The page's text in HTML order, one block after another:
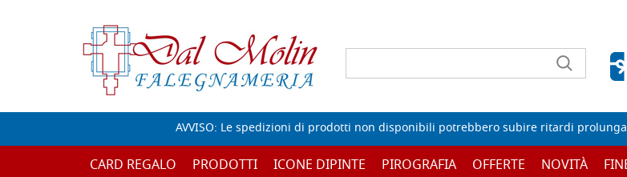
Wishlist
AVVISO: Le spedizioni di prodotti non disponibili potrebbero subire ritardi
CARD REGALO PRODOTTI ICONE DIPINTE PIROGRAFIA OFFERTE NOVITÀ